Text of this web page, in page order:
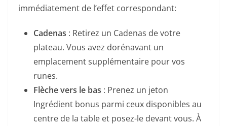
immédiatement de l’effet correspondant:
Cadenas : Retirez un Cadenas de votre
plateau. Vous avez dorénavant un
emplacement supplémentaire pour vos
runes.
Flèche vers le bas : Prenez un jeton
Ingrédient bonus parmi ceux disponibles au
centre de la table et posez-le devant vous. À